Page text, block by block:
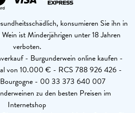
konsumieren Sie ihn in
ist Minderjährigen unter 18 Jahren
verboten.
- Burgunderwein online kaufen -
von 10.000 € - RCS 788 926 426 -
- 00 33 373 640 007
zu den besten Preisen im
Internetshop